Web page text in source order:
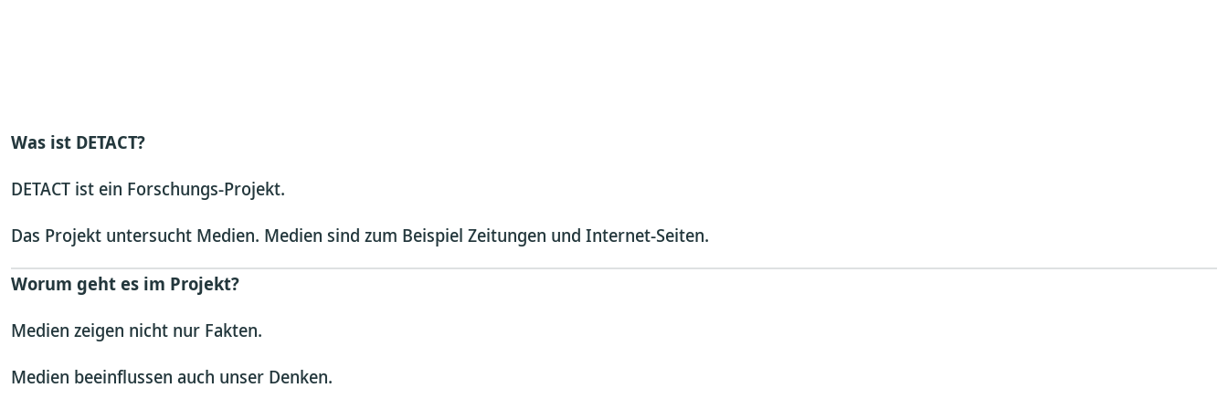
Was ist DETACT?
DETACT ist ein Forschungs-Projekt.
Das Projekt untersucht Medien. Medien sind zum Beispiel Zeitungen und Internet-Seiten.
Worum geht es im Projekt?
Medien zeigen nicht nur Fakten.
Medien beeinflussen auch unser Denken.